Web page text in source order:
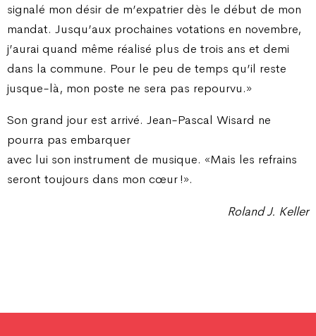
signalé mon désir de m’expatrier dès le début de mon
mandat. Jusqu’aux prochaines votations en novembre,
j’aurai quand même réalisé plus de trois ans et demi
dans la commune. Pour le peu de temps qu’il reste
jusque-là, mon poste ne sera pas repourvu.»
Son grand jour est arrivé. Jean-Pascal Wisard ne
pourra pas embarquer
avec lui son instrument de musique. «Mais les refrains
seront toujours dans mon cœur !».
Roland J. Keller